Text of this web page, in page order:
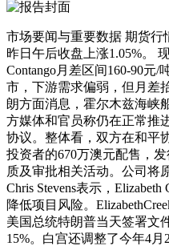
市场要闻与重要数据 期货行
昨日午后收盘上涨1.05%。
Contango月差区间160-90
市，下游需求偏弱，但月差
朗方面消息，霍尔木兹海峡
方媒体和官员称仍在正常推
协议。整体看，双方在和平
投资者的670万澳元配售，
质及审批相关活动。公司将
Chris Stevens表示，
降低项目风险。
美国总统特朗普当天签署文
15%。白宫还调整了今年4